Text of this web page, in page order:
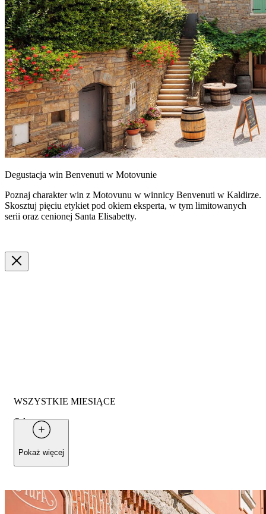
Degustacja win Benvenuti w Motovunie
Poznaj charakter win z Motovunu w winnicy Benvenuti w Kaldirze.
Skosztuj pięciu etykiet pod okiem eksperta, w tym limitowanych
serii oraz cenionej Santa Elisabetty.
WSZYSTKIE MIESIĄCE
Od
za osobę
Pokaż więcej